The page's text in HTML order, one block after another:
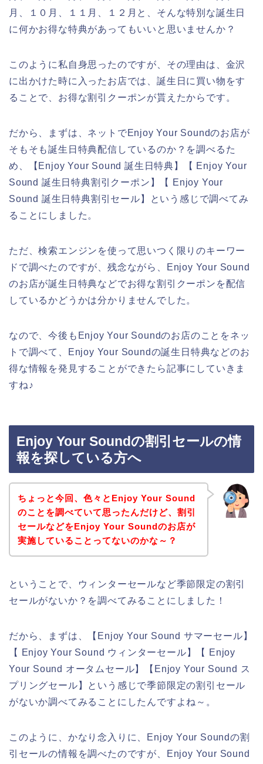
月、１０月、１１月、１２月と、そんな特別な誕生日
に何かお得な特典があってもいいと思いませんか？
このように私自身思ったのですが、その理由は、金沢
に出かけた時に入ったお店では、誕生日に買い物をす
ることで、お得な割引クーポンが貰えたからです。
だから、まずは、ネットでEnjoy Your Soundのお店が
そもそも誕生日特典配信しているのか？を調べるた
め、【Enjoy Your Sound 誕生日特典】【 Enjoy Your
Sound 誕生日特典割引クーポン】【 Enjoy Your
Sound 誕生日特典割引セール】という感じで調べてみ
ることにしました。
ただ、検索エンジンを使って思いつく限りのキーワー
ドで調べたのですが、残念ながら、Enjoy Your Sound
のお店が誕生日特典などでお得な割引クーポンを配信
しているかどうかは分かりませんでした。
なので、今後もEnjoy Your Soundのお店のことをネッ
トで調べて、Enjoy Your Soundの誕生日特典などのお
得な情報を発見することができたら記事にしていきま
すね♪
Enjoy Your Soundの割引セールの情
報を探している方へ
ちょっと今回、色々とEnjoy Your Sound
のことを調べていて思ったんだけど、割引
セールなどをEnjoy Your Soundのお店が
実施していることってないのかな～？
ということで、ウィンターセールなど季節限定の割引
セールがないか？を調べてみることにしました！
だから、まずは、【Enjoy Your Sound サマーセール】
【 Enjoy Your Sound ウィンターセール】【 Enjoy
Your Sound オータムセール】【Enjoy Your Sound ス
プリングセール】という感じで季節限定の割引セール
がないか調べてみることにしたんですよね～。
このように、かなり念入りに、Enjoy Your Soundの割
引セールの情報を調べたのですが、Enjoy Your Sound